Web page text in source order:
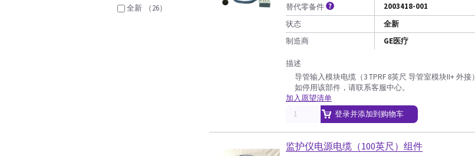
全新
（26）
替代零备件
2003418-001
状态
全新
制造商
GE医疗
描述
导管输入模块电缆（3 TPRF 8英尺 导管室模块II+ 外接）
如停用该部件，请联系客服中心。
加入愿望清单
登录并添加到购物车
监护仪电源电缆（100英尺）组件